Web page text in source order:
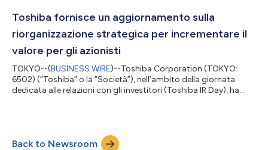
quantistici superconduttori. Gli accoppiatori sintonizzabili dei
computer quantistici superconduttor...
Toshiba fornisce un aggiornamento sulla
riorganizzazione strategica per incrementare il
valore per gli azionisti
TOKYO--(BUSINESS WIRE)--Toshiba Corporation (TOKYO:
6502) (“Toshiba” o la “Società”), nell’ambito della giornata
dedicata alle relazioni con gli investitori (Toshiba IR Day), ha
è la versione ufficiale che fa fede. Le traduzioni sono offerte
unicamente per comodità del lettore e devono rinviare al testo
Back to Newsroom